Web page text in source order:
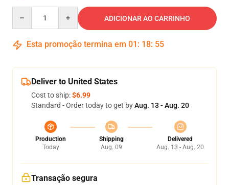
ADICIONAR AO CARRINHO
Esta promoção termina em 01 : 18: 54
Deliver to United States
Cost to ship:$6.99
Standard - Order today to get byAug. 13 - Aug. 20
Production
Today
Shipping
Aug. 09
Delivered
Aug. 13 - Aug. 20
Transação segura